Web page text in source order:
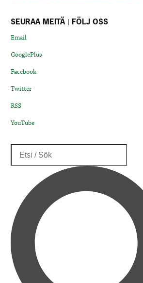
SEURAA MEITÄ | FÖLJ OSS
Email
GooglePlus
Facebook
Twitter
RSS
YouTube